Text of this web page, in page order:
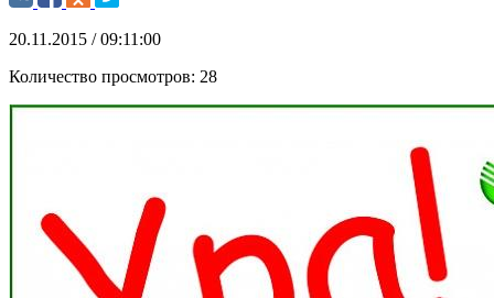
20.11.2015 / 09:11:00
Количество просмотров: 28